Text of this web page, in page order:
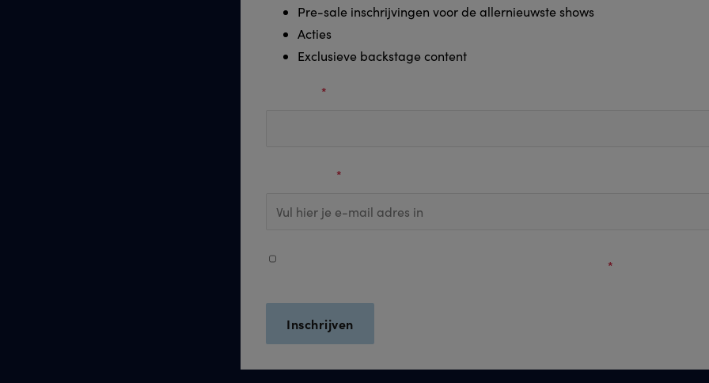
Pre-sale inschrijvingen voor de allernieuwste shows
Acties
Exclusieve backstage content
*
*
*